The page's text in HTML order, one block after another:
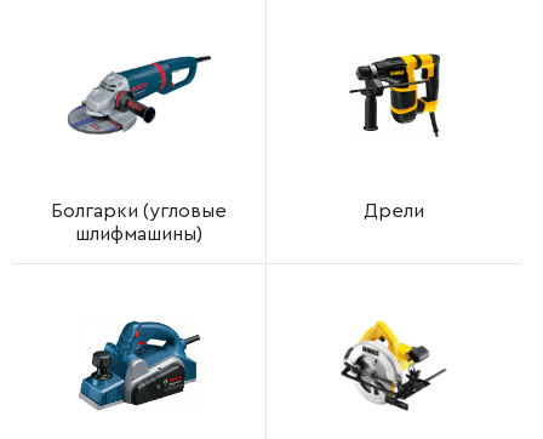
Болгарки (угловые
шлифмашины)
Дрели